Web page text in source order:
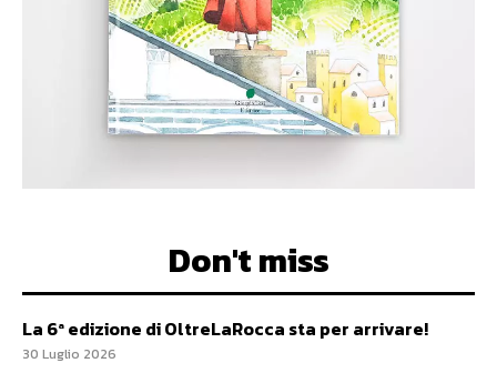
Don't miss
La 6ª edizione di OltreLaRocca sta per arrivare!
30 Luglio 2026